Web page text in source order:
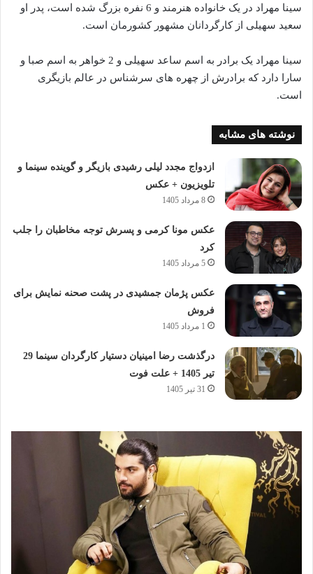
سینا مهراد در یک خانواده هنرمند و 6 نفره بزرگ شده است، پدر او
سعید سهیلی از کارگردانان مشهور کشورمان است.
سینا مهراد یک برادر به اسم ساعد سهیلی و 2 خواهر به اسم صبا و
سارا دارد که برادرش از چهره های سرشناس در عالم بازیگری
است.
نوشته های مشابه
ازدواج مجدد لیلی رشیدی بازیگر و گوینده سینما و
تلویزیون + عکس
8 مرداد 1405
عکس مونا کرمی و پسرش توجه مخاطبان را جلب
کرد
5 مرداد 1405
عکس پژمان جمشیدی در پشت صحنه نمایش برای
فروش
1 مرداد 1405
درگذشت رضا امینیان دستیار کارگردان سینما 29
تیر 1405 + علت فوت
31 تیر 1405